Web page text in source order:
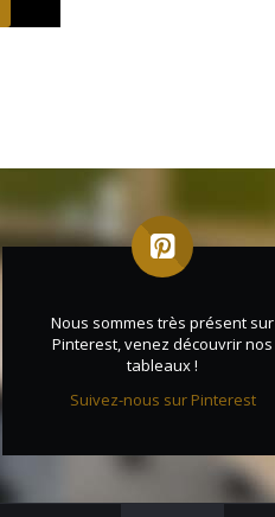
Nous sommes très présent sur
Pinterest, venez découvrir nos
tableaux !
Suivez-nous sur Pinterest